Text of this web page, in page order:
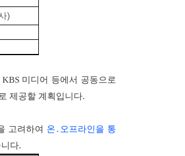
)
미디어 등에서 공동으로
제공할 계획입니다.
고려하여 온․오프라인을 통
다.